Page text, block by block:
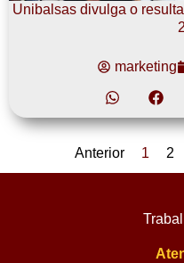
Unibalsas divulga o
marketing
Anterior 1 2